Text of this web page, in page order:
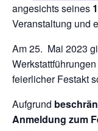
angesichts seines
Veranstaltung und
Am 25. Mai 2023
feierlicher Festakt
Aufgrund
Anmeldung zum